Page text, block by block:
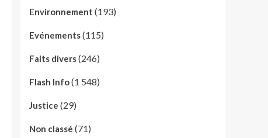
Environnement (193)
Evénements(115)
Faits divers(246)
Flash Info(1 548)
Justice (29)
Non classé (71)